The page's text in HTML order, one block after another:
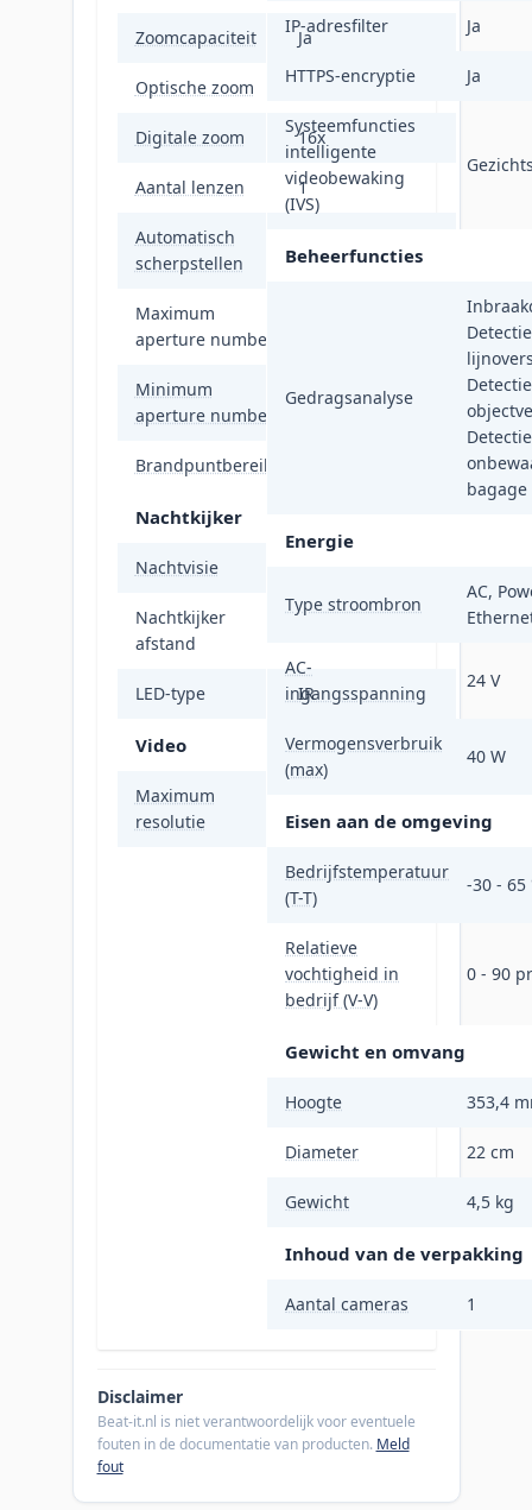
Zoomcapaciteit Ja
Optische zoom 32x
Digitale zoom 16x
Aantal lenzen 1
Automatisch
scherpstellen
Ja
Maximum
aperture number
Minimum
aperture number
1,2
Brandpuntbereik
Nachtkijker
Nachtvisie
Nachtkijker
afstand
LED-type IR
Video
Maximum
resolutie
Pixels
IP-adresfilter Ja
HTTPS-encryptie Ja
Systeemfuncties
intelligente
videobewaking
(IVS)
Beheerfuncties
Gedragsanalyse
bagage
Energie
Type stroombron
AC,
AC-
ingangsspanning
24 V
Vermogensverbruik
(max)
40 W
Eisen aan de omgeving
Bedrijfstemperatuur
(T-T)
-30 - 65
Relatieve
vochtigheid in
bedrijf (V-V)
0 - 90
Gewicht en omvang
Hoogte 353,4
Diameter 22 cm
Gewicht 4,5 kg
Inhoud van de verpakking
Aantal cameras 1
Disclaimer
Beat-it.nl is niet verantwoordelijk voor eventuele
fouten in de documentatie van producten. Meld
fout